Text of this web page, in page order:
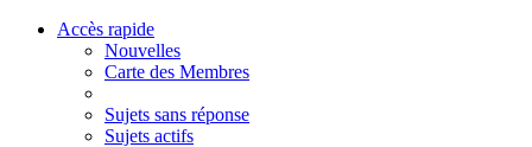
Accès rapide
Nouvelles
Carte des Membres
Sujets sans réponse
Sujets actifs